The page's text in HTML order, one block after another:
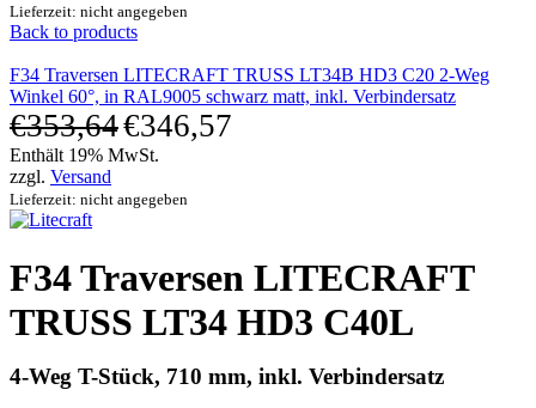
Lieferzeit: nicht angegeben
Back to products
F34 Traversen LITECRAFT TRUSS LT34B HD3 C20 2-Weg
Winkel 60°, in RAL9005 schwarz matt, inkl. Verbindersatz
€353,64€346,57
Enthält 19% MwSt.
zzgl. Versand
Lieferzeit: nicht angegeben
F34 Traversen LITECRAFT
TRUSS LT34 HD3 C40L
4-Weg T-Stück, 710 mm, inkl. Verbindersatz